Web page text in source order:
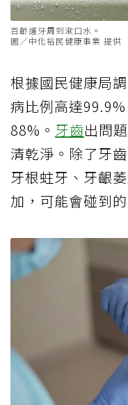
百齡護牙周到漱口水。
圖／中化裕民健康事業 提供
根據國民健康局
病比例高達
88%。 牙齒出問
清乾淨。除了牙
牙根蛀牙、牙齦
加，可能會碰到